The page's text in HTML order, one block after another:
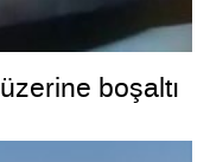
boşaltı